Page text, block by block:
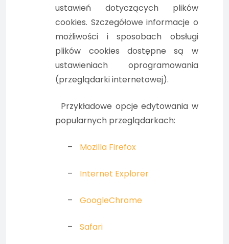
ustawień dotyczących plików
cookies. Szczegółowe informacje o
możliwości i sposobach obsługi
plików cookies dostępne są w
ustawieniach oprogramowania
(przeglądarki internetowej).
Przykładowe opcje edytowania w
popularnych przeglądarkach:
– Mozilla Firefox
– Internet Explorer
– GoogleChrome
– Safari